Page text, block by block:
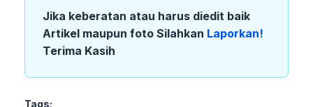
Jika keberatan atau harus diedit baik
Artikel maupun foto Silahkan Laporkan!
Terima Kasih
Tags: